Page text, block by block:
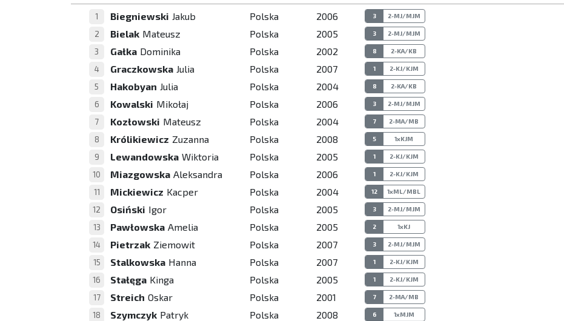
1 Biegniewski Jakub Polska 2006 3 2-MJ/MJM
2 Bielak Mateusz Polska 2005 3 2-MJ/MJM
3 Gałka Dominika Polska 2002 8 2-KA/KB
4 Graczkowska Julia Polska 2007 1 2-KJ/KJM
5 Hakobyan Julia Polska 2004 8 2-KA/KB
6 Kowalski Mikołaj Polska 2006 3 2-MJ/MJM
7 Kozłowski Mateusz Polska 2004 7 2-MA/MB
8 Królikiewicz Zuzanna Polska 2008 5 1xKJM
9 Lewandowska Wiktoria Polska 2005 1 2-KJ/KJM
10 Miazgowska Aleksandra Polska 2006 1 2-KJ/KJM
11 Mickiewicz Kacper Polska 2004 12 1xML/MBL
12 Osiński Igor Polska 2005 3 2-MJ/MJM
13 Pawłowska Amelia Polska 2005 2 1xKJ
14 Pietrzak Ziemowit Polska 2007 3 2-MJ/MJM
15 Stalkowska Hanna Polska 2007 1 2-KJ/KJM
16 Stałęga Kinga Polska 2005 1 2-KJ/KJM
17 Streich Oskar Polska 2001 7 2-MA/MB
18 Szymczyk Patryk Polska 2008 6 1xMJM